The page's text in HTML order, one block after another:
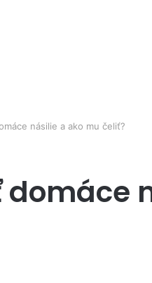
násilie a ako mu čeliť?
domáce